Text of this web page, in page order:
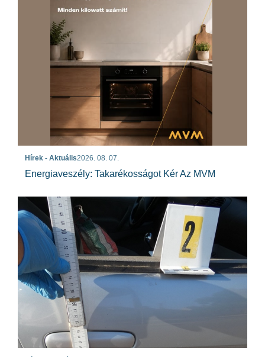
Hírek - Aktuális2026. 08. 07.
Energiaveszély: Takarékosságot Kér Az MVM